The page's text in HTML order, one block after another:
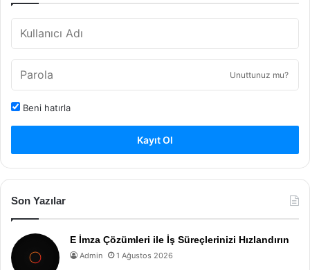
Unuttunuz mu?
Beni hatırla
Kayıt Ol
Son Yazılar
E İmza Çözümleri ile İş Süreçlerinizi Hızlandırın
Admin 1 Ağustos 2026